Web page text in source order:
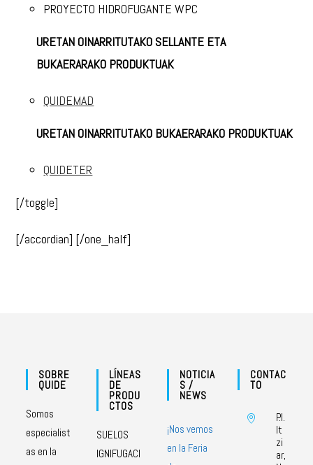
PROYECTO HIDROFUGANTE WPC
URETAN OINARRITUTAKO SELLANTE ETA
BUKAERARAKO PRODUKTUAK
QUIDEMAD
URETAN OINARRITUTAKO BUKAERARAKO PRODUKTUAK
QUIDETER
[/toggle]
[/accordian] [/one_half]
SOBRE
QUIDE
Somos
especialist
as en la
LÍNEAS
DE
PRODU
CTOS
SUELOS
IGNIFUGACI
NOTICIA
S /
NEWS
¡Nos vemos
en la Feria
CONTAC
TO
P.I.
It
zi
ar,